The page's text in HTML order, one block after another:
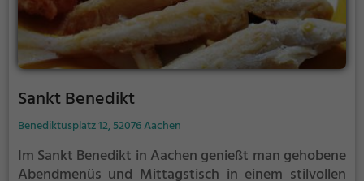
Sankt Benedikt
Benediktusplatz 12, 52076 Aachen
Im Sankt Benedikt in Aachen genießt man gehobene
Abendmenüs und Mittagstisch in einem stilvollen